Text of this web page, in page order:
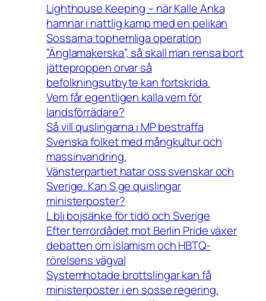
Lighthouse Keeping – när Kalle Anka
hamnar i nattlig kamp med en pelikan
Sossarna tophemliga operation
”Änglamakerska”, så skall man rensa bort
jätteproppen orvar så
befolkningsutbyte kan fortskrida.
Vem får egentligen kalla vem för
landsförrädare?
Så vill quslingarna i MP bestraffa
Svenska folket med mångkultur och
massinvandring.
Vänsterpartiet hatar oss svenskar och
Sverige. Kan S ge quislingar
ministerposter?
L bli bojsänke för tidö och Sverige
Efter terrordådet mot Berlin Pride växer
debatten om islamism och HBTQ-
rörelsens vägval
Systemhotade brottslingar kan få
ministerposter i en sosse regering.